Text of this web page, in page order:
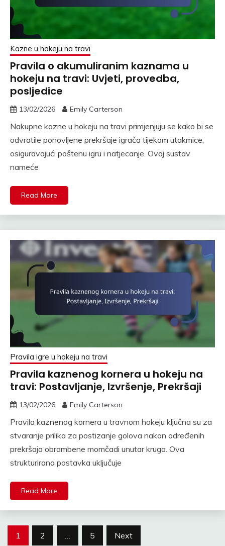
Kazne u hokeju na travi
Pravila o akumuliranim kaznama u
hokeju na travi: Uvjeti, provedba,
posljedice
13/02/2026 Emily Carterson
Nakupne kazne u hokeju na travi primjenjuju se kako bi se
odvratile ponovljene prekršaje igrača tijekom utakmice,
osiguravajući poštenu igru i natjecanje. Ovaj sustav
nameće
Read More
Pravila igre u hokeju na travi
Pravila kaznenog kornera u hokeju na
travi: Postavljanje, Izvršenje, Prekršaji
13/02/2026 Emily Carterson
Pravila kaznenog kornera u travnom hokeju ključna su za
stvaranje prilika za postizanje golova nakon određenih
prekršaja obrambene momčadi unutar kruga. Ova
strukturirana postavka uključuje
Read More
Posts
1 2 … 5 Next